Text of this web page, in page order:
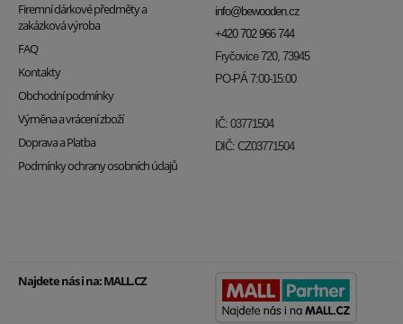
Firemní dárkové předměty a
zakázková výroba
FAQ
Kontakty
Obchodní podmínky
Výměna a vrácení zboží
Doprava a Platba
Podmínky ochrany osobních údajů
info@bewooden.cz
+420 702 966 744
Fryčovice 720, 73945
PO-PÁ 7:00-15:00
IČ: 03771504
DIČ: CZ03771504
Najdete nás i na:MALL.CZ